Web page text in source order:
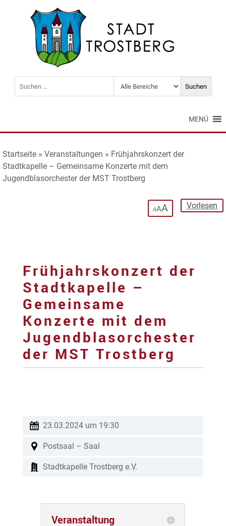
MENÜ
Startseite » Veranstaltungen » Frühjahrskonzert der
Stadtkapelle – Gemeinsame Konzerte mit dem
Jugendblasorchester der MST Trostberg
Vorlesen
AAA
Frühjahrskonzert der
Stadtkapelle –
Gemeinsame
Konzerte mit dem
Jugendblasorchester
der MST Trostberg
23.03.2024 um 19:30
Postsaal – Saal
Stadtkapelle Trostberg e.V.
Veranstaltung